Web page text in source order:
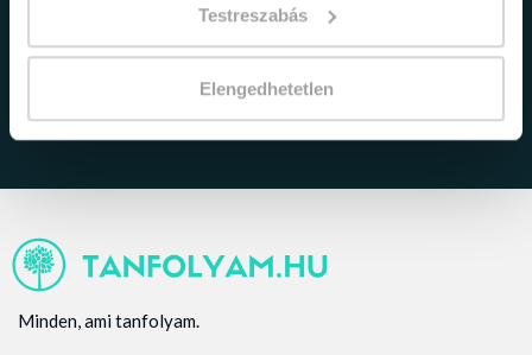
Testreszabás
Elengedhetetlen
adatkezelési tájékoztatóban
Minden, ami tanfolyam.